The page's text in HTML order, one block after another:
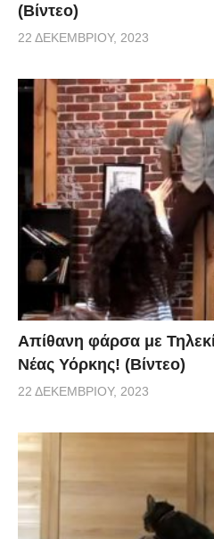
(Βίντεο)
22 ΔΕΚΕΜΒΡΊΟΥ, 2023
Απίθανη φάρσα με
Νέας Υόρκης! (Βίντεο)
22 ΔΕΚΕΜΒΡΊΟΥ, 2023